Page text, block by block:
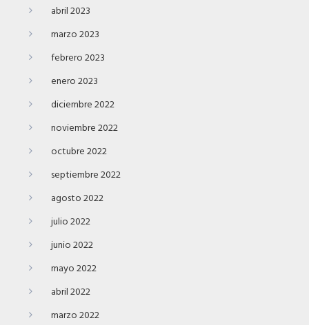
abril 2023
marzo 2023
febrero 2023
enero 2023
diciembre 2022
noviembre 2022
octubre 2022
septiembre 2022
agosto 2022
julio 2022
junio 2022
mayo 2022
abril 2022
marzo 2022